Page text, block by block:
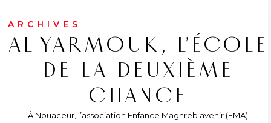
ARCHIVES
AL YARMOUK, L’ÉCOLE
DE LA DEUXIÈME
CHANCE
À Nouaceur, l’association Enfance Maghreb avenir (EMA)